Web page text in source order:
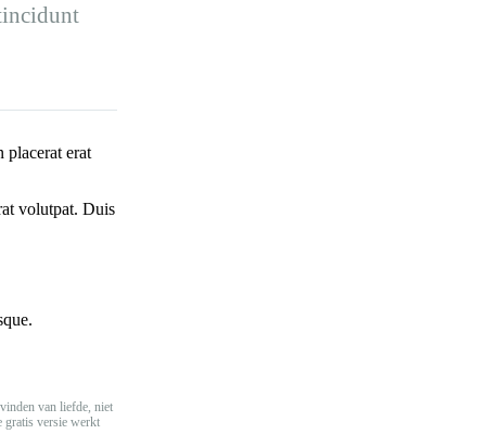
placerat erat
volutpat. Duis
van liefde, niet
gratis versie werkt